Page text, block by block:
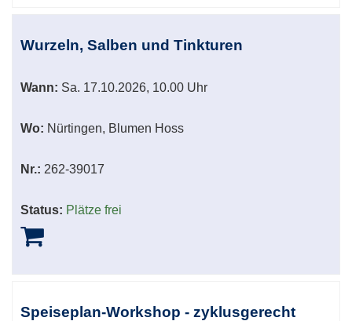
Wurzeln, Salben und Tinkturen
Wann: Sa. 17.10.2026, 10.00 Uhr
Wo: Nürtingen, Blumen Hoss
Nr.: 262-39017
Status: Plätze frei
Speiseplan-Workshop - zyklusgerecht